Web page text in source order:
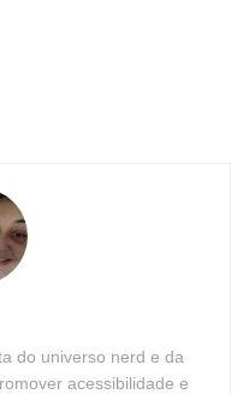
do universo nerd e da
acessibilidade e